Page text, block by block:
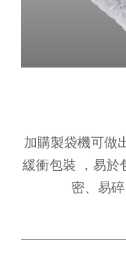
加購製袋機可做
緩衝包裝 ，易於
密、易